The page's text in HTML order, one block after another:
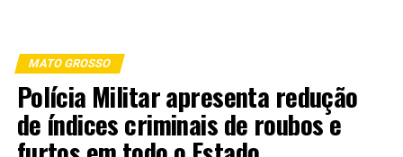
MATO GROSSO
Polícia Militar apresenta redução
de índices criminais de roubos e